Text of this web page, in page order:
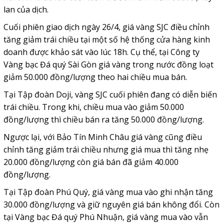
lan của dịch.
Cuối phiên giao dịch ngày 26/4, giá vàng SJC điều chỉnh
tăng giảm trái chiều tại một số hệ thống cửa hàng kinh
doanh được khảo sát vào lúc 18h. Cụ thể, tại Công ty
Vàng bạc Đá quý Sài Gòn giá vàng trong nước đồng loạt
giảm 50.000 đồng/lượng theo hai chiều mua bán.
Tại Tập đoàn Doji, vàng SJC cuối phiên đang có diễn biến
trái chiều. Trong khi, chiều mua vào giảm 50.000
đồng/lượng thì chiều bán ra tăng 50.000 đồng/lượng.
Ngược lại, với Bảo Tín Minh Châu giá vàng cũng điều
chỉnh tăng giảm trái chiều nhưng giá mua thì tăng nhẹ
20.000 đồng/lượng còn giá bán đã giảm 40.000
đồng/lượng.
Tại Tập đoàn Phú Quý, giá vàng mua vào ghi nhận tăng
30.000 đồng/lượng và giữ nguyên giá bán không đổi. Còn
tại Vàng bạc Đá quý Phú Nhuận, giá vàng mua vào vẫn